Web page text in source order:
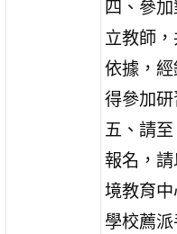
四、參
立教師
依據，
得參加研
五、請至
報名，
境教育
學校薦